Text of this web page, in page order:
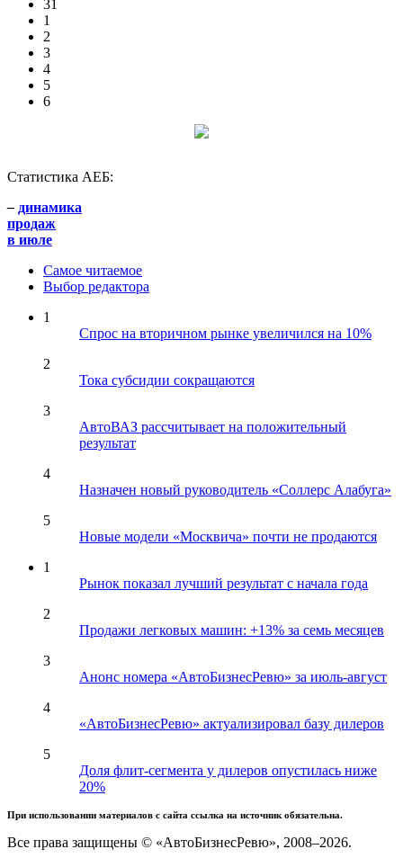
31
1
2
3
4
5
6
Статистика АЕБ:
– динамика
продаж
в июле
Самое читаемое
Выбор редактора
1
Спрос на вторичном рынке увеличился на 10%
2
Тока субсидии сокращаются
3
АвтоВАЗ рассчитывает на положительный
результат
4
Назначен новый руководитель «Соллерс Алабуга»
5
Новые модели «Москвича» почти не продаются
1
Рынок показал лучший результат с начала года
2
Продажи легковых машин: +13% за семь месяцев
3
Анонс номера «АвтоБизнесРевю» за июль-август
4
«АвтоБизнесРевю» актуализировал базу дилеров
5
Доля флит-сегмента у дилеров опустилась ниже
20%
При использовании материалов с сайта ссылка на источник обязательна.
Все права защищены © «АвтоБизнесРевю», 2008–2026.